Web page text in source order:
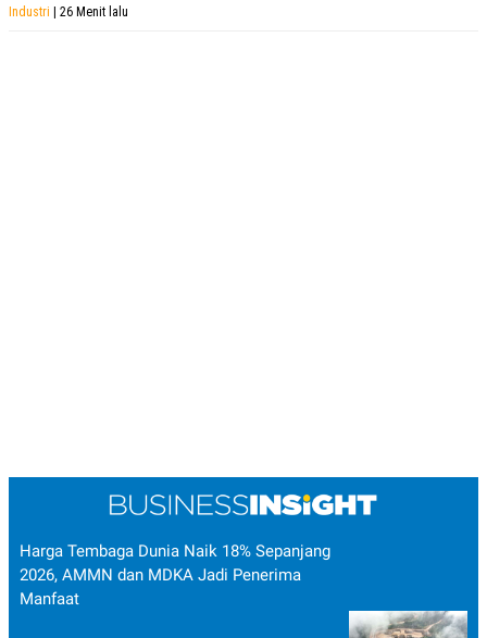
Industri | 26 Menit lalu
Harga Tembaga Dunia Naik 18% Sepanjang
2026, AMMN dan MDKA Jadi Penerima
Manfaat